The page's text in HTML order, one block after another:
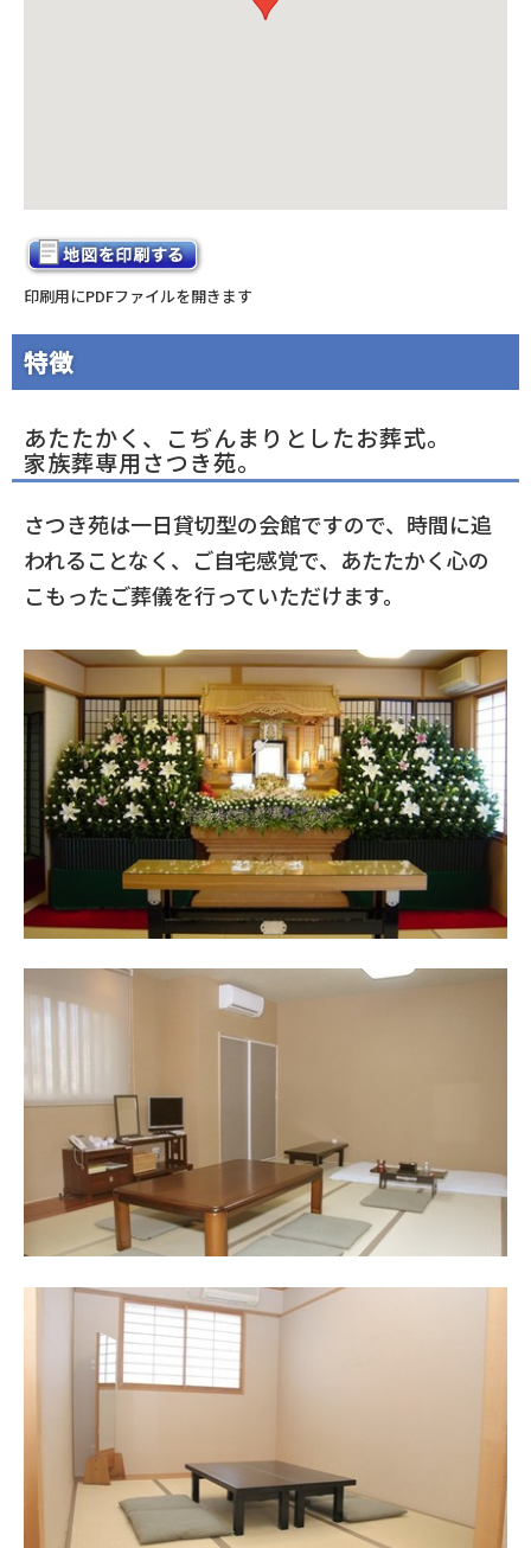
印刷用にPDFファイルを開きます
特徴
あたたかく、こぢんまりとしたお葬式。
家族葬専用さつき苑。
さつき苑は一日貸切型の会館ですので、時間に追
われることなく、ご自宅感覚で、あたたかく心の
こもったご葬儀を行っていただけます。